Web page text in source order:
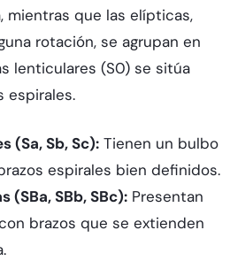
mientras que las elípticas,
rotación, se agrupan en
lenticulares (S0) se sitúa
espirales.
(Sa, Sb, Sc):Tienen un bulbo
espirales bien definidos.
(SBa, SBb, SBc):Presentan
brazos que se extienden